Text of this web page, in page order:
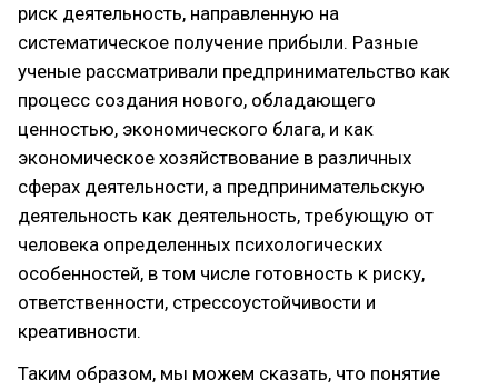
риск деятельность, направленную на
систематическое получение прибыли. Разные
ученые рассматривали предпринимательство как
процесс создания нового, обладающего
ценностью, экономического блага, и как
экономическое хозяйствование в различных
сферах деятельности, а предпринимательскую
деятельность как деятельность, требующую от
человека определенных психологических
особенностей, в том числе готовность к риску,
ответственности, стрессоустойчивости и
креативности.
Таким образом, мы можем сказать, что понятие